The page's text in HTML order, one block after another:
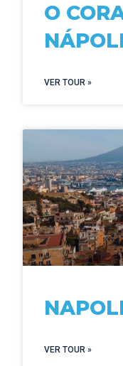
O
VER TOUR »
VER TOUR »